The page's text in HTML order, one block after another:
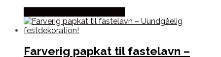
Farverig papkat til fastelavn –